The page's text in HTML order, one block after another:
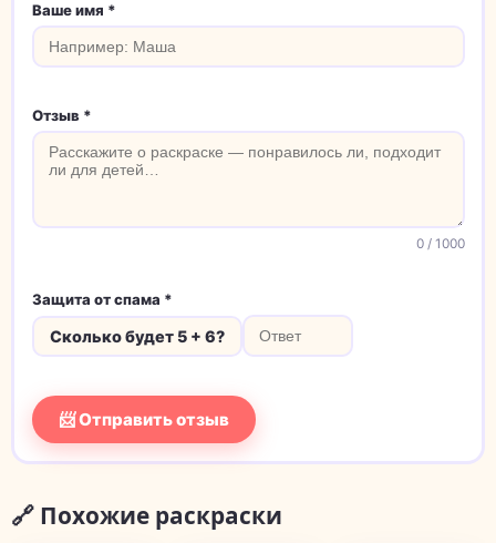
Ваше имя *
Отзыв *
0/ 1000
Защита от спама *
Сколько будет 5 + 6?
📨 Отправить отзыв
🔗 Похожие раскраски